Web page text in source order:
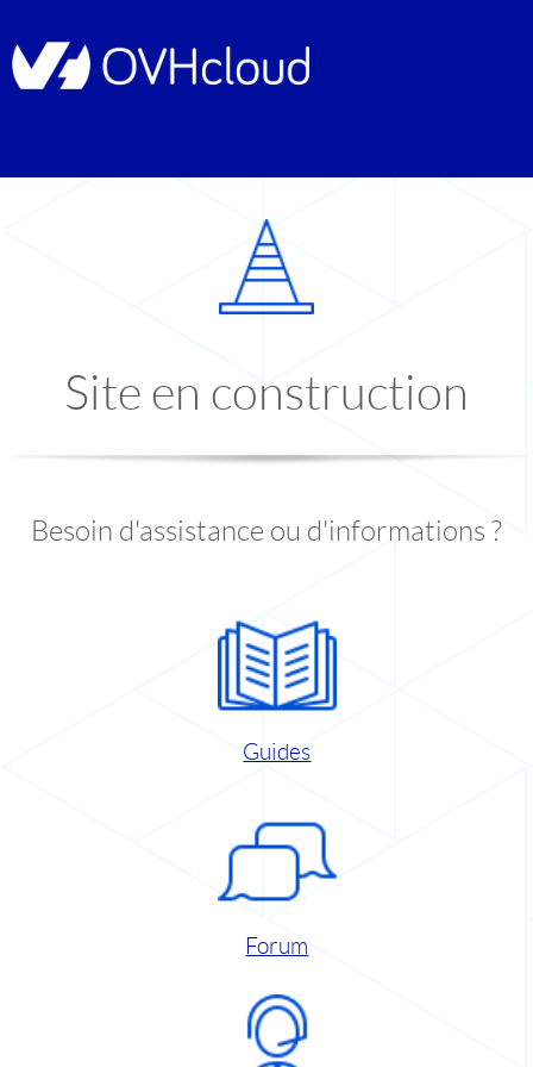
Site en construction
Besoin d'assistance ou d'informations ?
Guides
Forum